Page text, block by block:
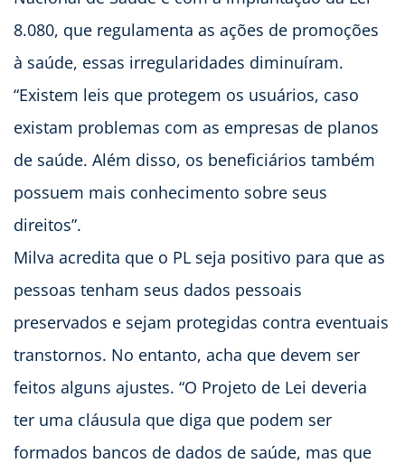
8.080, que regulamenta as ações de promoções
à saúde, essas irregularidades diminuíram.
“Existem leis que protegem os usuários, caso
existam problemas com as empresas de planos
de saúde. Além disso, os beneficiários também
possuem mais conhecimento sobre seus
direitos”.
Milva acredita que o PL seja positivo para que as
pessoas tenham seus dados pessoais
preservados e sejam protegidas contra eventuais
transtornos. No entanto, acha que devem ser
feitos alguns ajustes. “O Projeto de Lei deveria
ter uma cláusula que diga que podem ser
formados bancos de dados de saúde, mas que